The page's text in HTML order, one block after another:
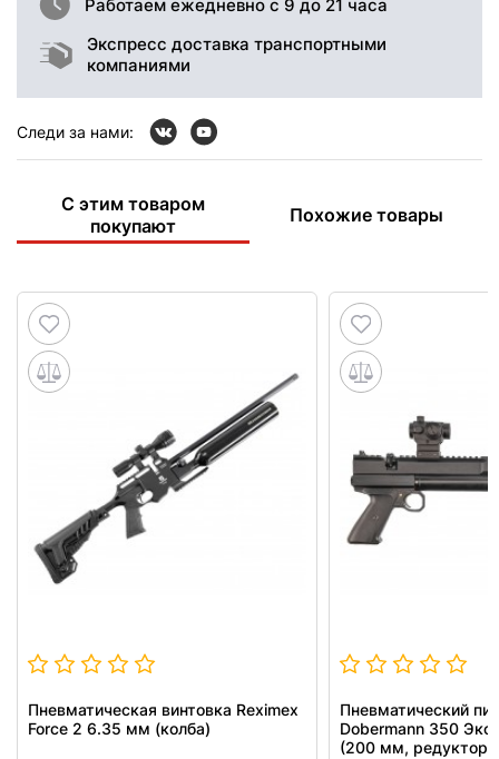
Работаем ежедневно с 9 до 21 часа
Экспресс доставка транспортными
компаниями
Следи за нами:
С этим товаром
покупают
Похожие товары
Пневматическая винтовка Reximex
Force 2 6.35 мм (колба)
Пневматический
Dobermann 350
(200 мм, редуктор)